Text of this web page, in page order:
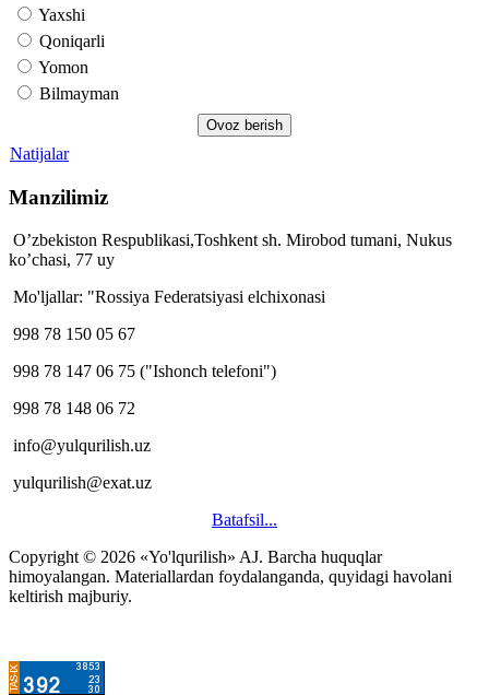
Yaxshi
Qoniqarli
Yomon
Bilmayman
Natijalar
Manzilimiz
O’zbekiston Respublikasi,Toshkent sh. Mirobod tumani, Nukus
ko’chasi, 77 uy
Mo'ljallar: "Rossiya Federatsiyasi elchixonasi
998 78 150 05 67
998 78 147 06 75 ("Ishonch telefoni")
998 78 148 06 72
info@yulqurilish.uz
yulqurilish@exat.uz
Batafsil...
Copyright © 2026 «Yo'lqurilish» AJ. Barcha huquqlar
himoyalangan. Materiallardan foydalanganda, quyidagi havolani
keltirish majburiy.